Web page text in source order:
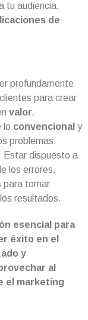
tu audiencia,
de
profundamente
para crear
valor.
lo convencional y
problemas.
Estar dispuesto a
los errores.
para tomar
los resultados.
esencial para
éxito en el
y
al
el marketing